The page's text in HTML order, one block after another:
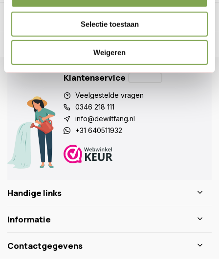
Selectie toestaan
Weigeren
Klantenservice
Veelgestelde vragen
0346 218 111
info@dewiltfang.nl
+31 640511932
Handige links
Informatie
Contactgegevens